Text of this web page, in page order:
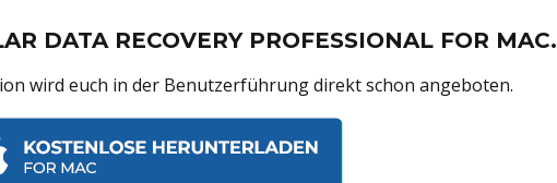
DATA RECOVERY PROFESSIONAL FOR MAC.
wird euch in der Benutzerführung direkt schon angeboten.